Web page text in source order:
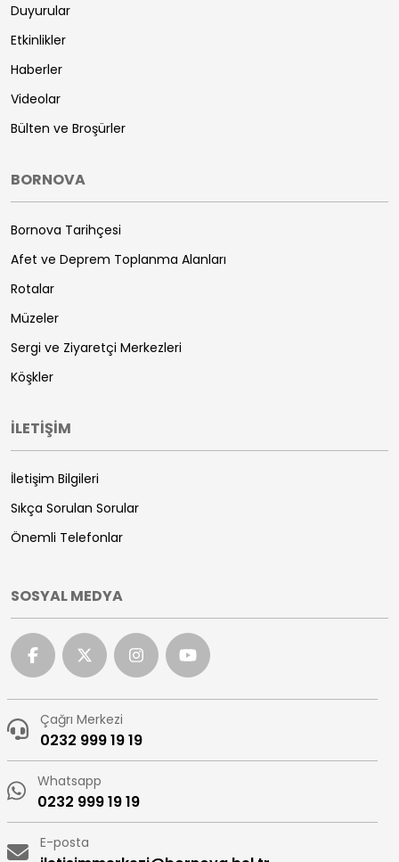
Duyurular
Etkinlikler
Haberler
Videolar
Bülten ve Broşürler
BORNOVA
Bornova Tarihçesi
Afet ve Deprem Toplanma Alanları
Rotalar
Müzeler
Sergi ve Ziyaretçi Merkezleri
Köşkler
İLETİŞİM
İletişim Bilgileri
Sıkça Sorulan Sorular
Önemli Telefonlar
SOSYAL MEDYA
Çağrı Merkezi
0232 999 19 19
Whatsapp
0232 999 19 19
E-posta